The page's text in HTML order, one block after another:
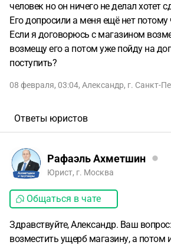
человек но он ничего не делал хотет
Его допросили а меня ещё нет
Если я договорюсь с магазином
возмещу его а потом уже пойду на
поступить?
08 февраля, 03:04, Александр, г. Санкт-
Ответы юристов
Рафаэль Ахметшин
Юрист, г. Москва
Общаться в чате
Здравствуйте, Александр. Ваш
возместить ущерб магазину, а потом